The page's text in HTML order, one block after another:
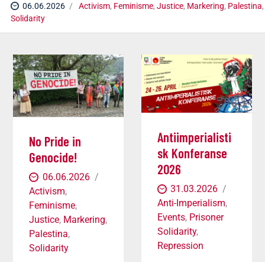
06.06.2026 Activism, Feminisme, Justice, Markering, Palestina,
Solidarity
No Pride in
Genocide!
06.06.2026
Activism,
Feminisme,
Justice, Markering,
Palestina,
Solidarity
Antiimperialisti
sk Konferanse
2026
31.03.2026
Anti-Imperialism,
Events, Prisoner
Solidarity,
Repression